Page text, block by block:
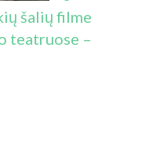
šalių filme
teatruose –